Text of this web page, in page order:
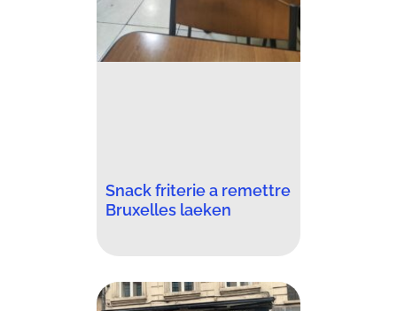
Snack friterie a remettre
Bruxelles laeken